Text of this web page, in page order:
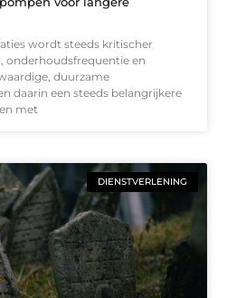
wordt steeds kritischer
onderhoudsfrequentie en
duurzame
daarin een steeds belangrijkere
met
DIENSTVERLENING